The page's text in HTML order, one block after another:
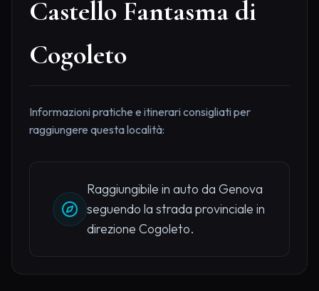
Castello Fantasma di
Cogoleto
Informazioni pratiche e itinerari consigliati per
raggiungere questa località:
Raggiungibile in auto da Genova
seguendo la strada provinciale in
direzione Cogoleto.